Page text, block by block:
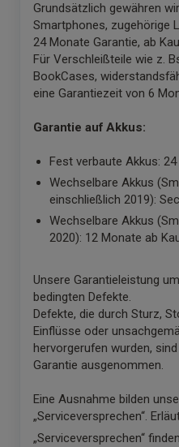
Grundsätzlich gewähren
Smartphones, zugehörige
24 Monate Garantie, ab
Für Verschleißteile wie z.
BookCases,
eine Garantiezeit von 6
Garantie auf Akkus:
Fest verbaute Akkus:
Wechselbare Akkus
einschließlich 2019):
Wechselbare Akkus
2020): 12 Monate ab
Unsere Garantieleistung
bedingten Defekte.
Defekte, die durch Sturz,
Einflüsse oder
hervorgerufen wurden,
Garantie ausgenommen.
Eine Ausnahme bilden
„Serviceversprechen“.
„Serviceversprechen“